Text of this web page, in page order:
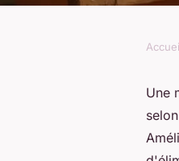
en bois
Une